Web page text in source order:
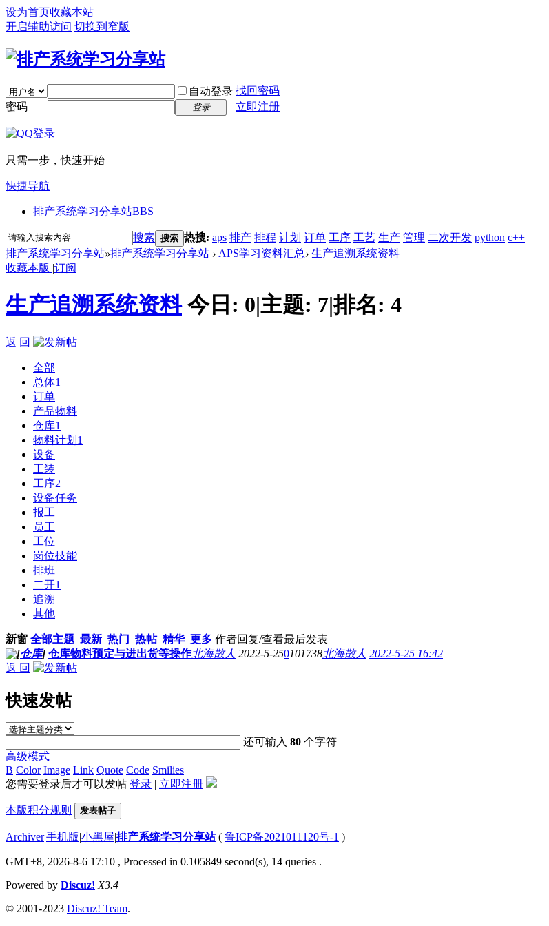
设为首页收藏本站
开启辅助访问 切换到窄版
自动登录 找回密码
密码
登录 立即注册
只需一步，快速开始
快捷导航
排产系统学习分享站BBS
搜索 搜索 热搜: aps 排产 排程 计划 订单 工序 工艺 生产 管理 二次开发 python c++
排产系统学习分享站»排产系统学习分享站 › APS学习资料汇总› 生产追溯系统资料
收藏本版 |订阅
生产追溯系统资料 今日: 0|主题: 7|排名: 4
返 回
全部
总体1
订单
产品物料
仓库1
物料计划 1
设备
工装
工序2
设备任务
报工
员工
工位
岗位技能
排班
二开1
追溯
其他
新窗 全部主题 最新 热门 热帖 精华 更多 作者回复/查看最后发表
[仓库] 仓库物料预定与进出货等操作北海散人 2022-5-250101738北海散人 2022-5-25 16:42
返 回
快速发帖
还可输入80 个字符
高级模式
B Color Image Link Quote Code Smilies
您需要登录后才可以发帖 登录 | 立即注册
本版积分规则 发表帖子
Archiver|手机版|小黑屋|排产系统学习分享站( 鲁ICP备2021011120号-1 )
GMT+8, 2026-8-6 17:10 , Processed in 0.105849 second(s), 14 queries .
Powered by Discuz! X3.4
© 2001-2023 Discuz! Team.